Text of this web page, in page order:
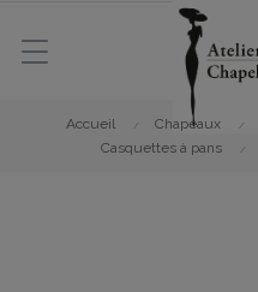
Accueil Chapeaux
Casquettes à pans